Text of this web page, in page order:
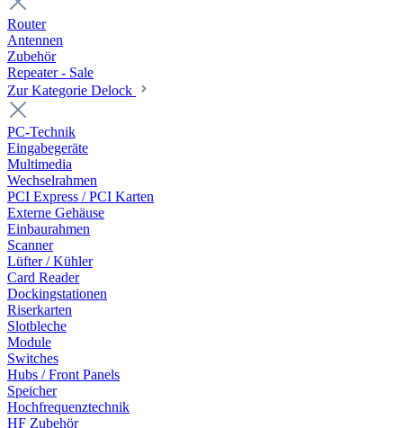
Router
Antennen
Zubehör
Repeater - Sale
Zur Kategorie Delock
PC-Technik
Eingabegeräte
Multimedia
Wechselrahmen
PCI Express / PCI Karten
Externe Gehäuse
Einbaurahmen
Scanner
Lüfter / Kühler
Card Reader
Dockingstationen
Riserkarten
Slotbleche
Module
Switches
Hubs / Front Panels
Speicher
Hochfrequenztechnik
HF Zubehör